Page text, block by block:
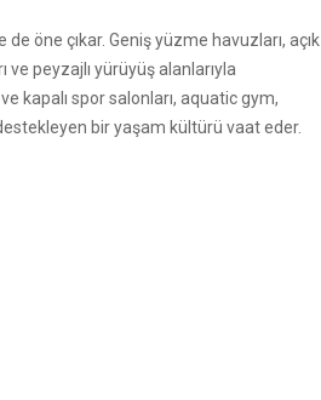
öne çıkar. Geniş yüzme havuzları, açık
ve peyzajlı yürüyüş alanlarıyla
kapalı spor salonları, aquatic gym,
bir yaşam kültürü vaat eder.